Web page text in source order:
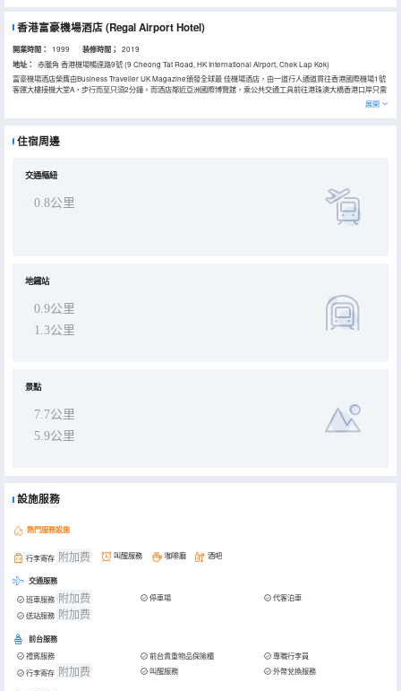
香港富豪機場酒店(Regal Airport Hotel)
開業時間： 1999 装修時間； 2019
地址：
赤臘角 香港機場暢達路9號 (9 Cheong Tat Road, HK International Airport, Chek Lap Kok)
富豪機場酒店榮膺由Business Traveller UK Magazine頒發全球最 佳機場酒店，由一道行人通道貫往香港國際機場1號
客運大樓接機大堂A，步行而至只須2分鐘。而酒店鄰近亞洲國際博覽館，乘公共交通工具前往港珠澳大橋香港口岸只需
10分鐘車程。酒店設有富時代感的1,171間無煙客房和套房，配以雙層玻璃隔音窗，以及一應俱全的房內設施，確保客
人擁有一個舒適的住宿體驗。富豪機場酒店提供30間會議及宴會廳，當中包括全港酒店中最 大型無柱式宴會大殿之一，
池。
展開
住宿周邊
交通樞紐
0.8公里
地鐵站
0.9公里
1.3公里
景點
7.7公里
5.9公里
設施服務
熱門服務設施
行李寄存 附加费 叫醒服務 咖啡廳 酒吧
交通服務
班車服務 附加费 停車場
代客泊車
送站服務 附加费
前台服務
禮賓服務 前台貴重物品保險櫃
專職行李員
行李寄存 附加费 叫醒服務 外幣兌換服務